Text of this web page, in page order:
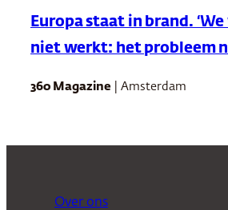
Europa staat in brand.
niet werkt: het probleem
360 Magazine | Amsterdam
Over ons